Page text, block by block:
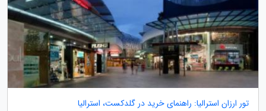
تور ارزان استرالیا: راهنمای خرید در گلدکست، استرالیا